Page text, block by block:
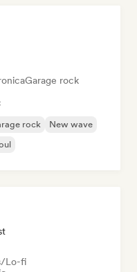
Garage rock
rock
New wave
Lo-fi